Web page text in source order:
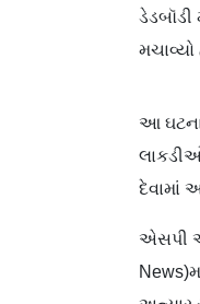
મચાવ્યો
આ ઘટના
દેવામાં
એસપી